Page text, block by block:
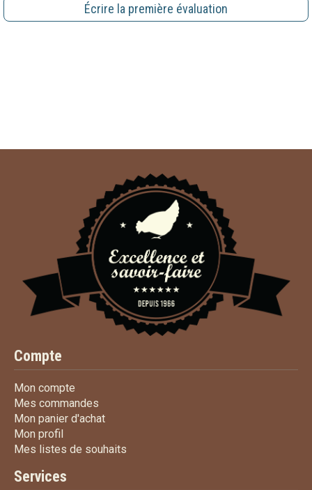
Écrire la première évaluation
Compte
Mon compte
Mes commandes
Mon panier d'achatMon panier d'achat
Mon profil
Mes listes de souhaits
Services